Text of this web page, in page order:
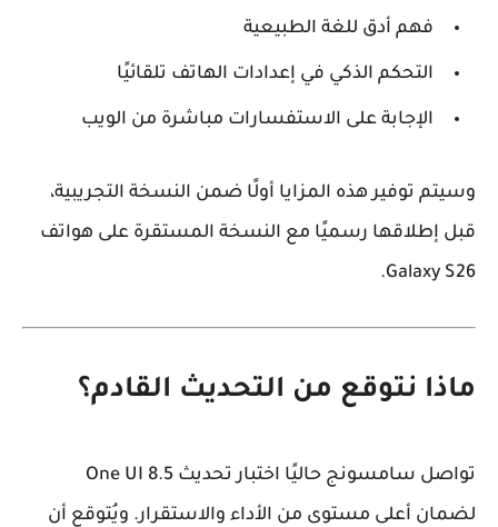
فهم أدق للغة الطبيعية
التحكم الذكي في إعدادات الهاتف تلقائيًا
الإجابة على الاستفسارات مباشرة من الويب
وسيتم توفير هذه المزايا أولًا ضمن النسخة التجريبية،
قبل إطلاقها رسميًا مع النسخة المستقرة على هواتف
Galaxy S26.
ماذا نتوقع من التحديث القادم؟
تواصل سامسونج حاليًا اختبار تحديث One UI 8.5
لضمان أعلى مستوى من الأداء والاستقرار. ويُتوقع أن